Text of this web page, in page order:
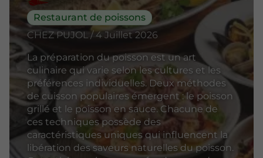
Restaurant de poissons
CHEZ PUJOL / 4 Juillet 2026
La préparation du poisson est un art
culinaire qui varie selon les cultures et les
préférences individuelles. Deux méthodes
de cuisson populaires émergent : le poisson
grillé et le poisson en sauce. Chacune de
ces techniques possède des
caractéristiques uniques qui influencent la
libération des saveurs naturelles du poisson.